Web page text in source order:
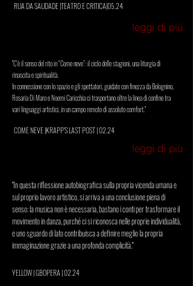
RUA DA SAUDADE|TEATRO E CRITICA|05.24
leggi di più
"C’è il senso del rito in “Come neve”: il ciclo delle stagioni, una liturgia di
rinascita e spiritualità.
In connessione con lo spazio e gli spettatori, guidate con finezza da Bolognino,
Rosaria Di Maro e Noemi Caricchia ci trasportano oltre la linea di confine tra
vari linguaggi artistici, in un campo remoto di assoluto comfort."
COME NEVE |KRAPP'S LAST POST | 02.24
leggi di più
"In questa riflessione autobiografica sulla propria vicenda umana e
sul proprio lavoro artistico, si arriva a una conclusione piena di
senso: la musica non è necessaria, bastano i conti per trasformare il
movimento in danza, purché ci si riconosca nelle proprie individualità,
e uno sguardo di lato contribuisca a definire meglio la propria
immaginazione grazie a una profonda complicità."
YELLOW | GBOPERA | 02.24